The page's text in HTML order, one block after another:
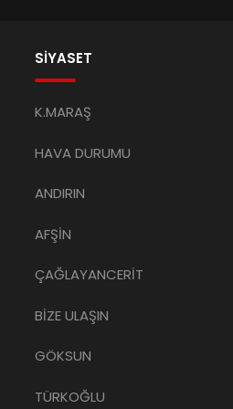
SİYASET
K.MARAŞ
HAVA DURUMU
ANDIRIN
AFŞİN
ÇAĞLAYANCERİT
BİZE ULAŞIN
GÖKSUN
TÜRKOĞLU